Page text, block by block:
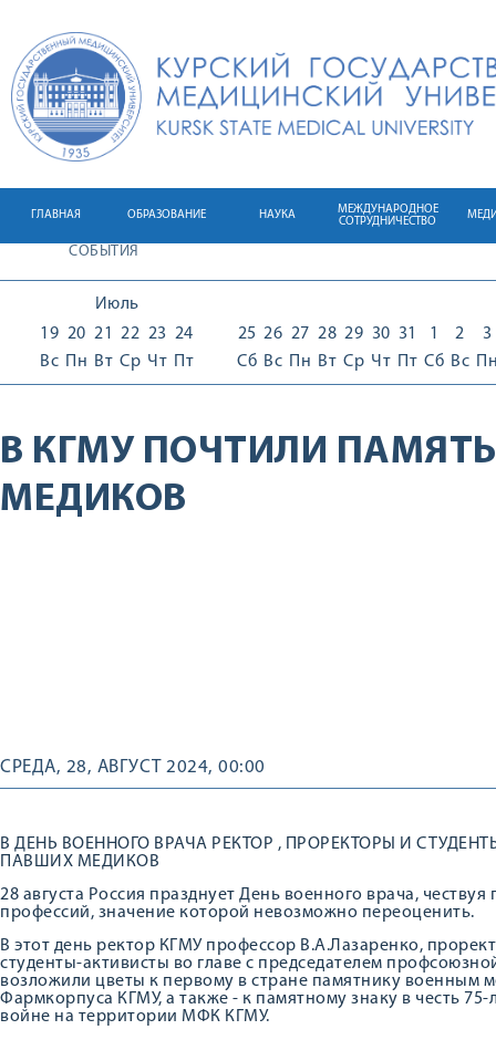
ГЛАВНАЯ ОБРАЗОВАНИЕ НАУКА
МЕЖДУНАРОДНОЕ
СОТРУДНИЧЕСТВО
СОБЫТИЯ
Июль
19
Вс
20
Пн
21
Вт
22
Ср
23
Чт
24
Пт
25
Сб
26
Вс
27
Пн
28
Вт
29
Ср
30
Чт
31
Пт
1
Сб
2
Вс
3
В КГМУ ПОЧТИЛИ
МЕДИКОВ
СРЕДА, 28, АВГУСТ 2024, 00:00
В ДЕНЬ ВОЕННОГО ВРАЧА РЕКТОР , ПРОРЕКТОРЫ И
ПАВШИХ МЕДИКОВ
28 августа Россия празднует День военного врача,
профессий, значение которой невозможно переоценить.
В этот день ректор КГМУ профессор В.А.Лазаренко,
студенты-активисты во главе с председателем
возложили цветы к первому в стране памятнику военным
Фармкорпуса КГМУ, а также - к памятному знаку в честь
войне на территории МФК КГМУ.